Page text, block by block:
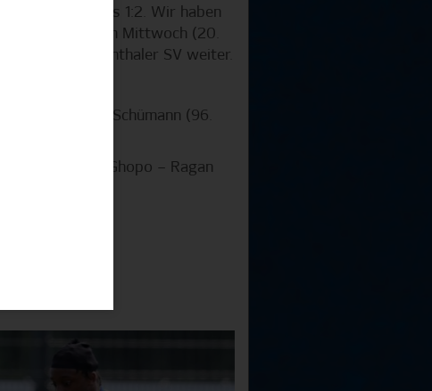
das 1:2. Wir haben
Bereits am Mittwoch (20.
den Blumenthaler SV weiter.
Medaiyese), Schümann (96.
Awuah, Ghopo – Ragan
Badran